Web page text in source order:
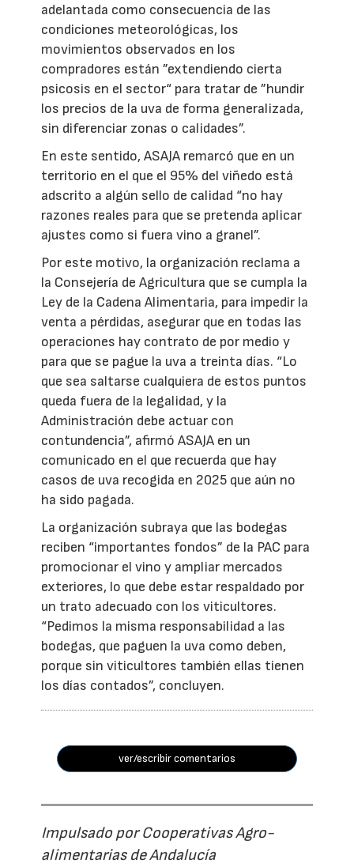
adelantada como consecuencia de las
condiciones meteorológicas, los
movimientos observados en los
compradores están ”extendiendo cierta
psicosis en el sector“ para tratar de ”hundir
los precios de la uva de forma generalizada,
sin diferenciar zonas o calidades”.
En este sentido, ASAJA remarcó que en un
territorio en el que el 95% del viñedo está
adscrito a algún sello de calidad “no hay
razones reales para que se pretenda aplicar
ajustes como si fuera vino a granel”.
Por este motivo, la organización reclama a
la Consejería de Agricultura que se cumpla la
Ley de la Cadena Alimentaria, para impedir la
venta a pérdidas, asegurar que en todas las
operaciones hay contrato de por medio y
para que se pague la uva a treinta días. “Lo
que sea saltarse cualquiera de estos puntos
queda fuera de la legalidad, y la
Administración debe actuar con
contundencia”, afirmó ASAJA en un
comunicado en el que recuerda que hay
casos de uva recogida en 2025 que aún no
ha sido pagada.
La organización subraya que las bodegas
reciben “importantes fondos” de la PAC para
promocionar el vino y ampliar mercados
exteriores, lo que debe estar respaldado por
un trato adecuado con los viticultores.
“Pedimos la misma responsabilidad a las
bodegas, que paguen la uva como deben,
porque sin viticultores también ellas tienen
los días contados”, concluyen.
ver/escribir comentarios
Impulsado por Cooperativas Agro-
alimentarias de Andalucía